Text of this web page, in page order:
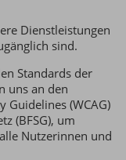
Dienstleistungen
sind.
Standards der
uns an den
Guidelines (WCAG)
(BFSG), um
Nutzerinnen und